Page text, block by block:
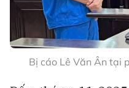
Bị cáo Lê Văn Ân tại